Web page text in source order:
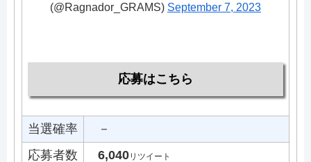
(@Ragnador_GRAMS) September 7, 2023
応募はこちら
当選確率
－
応募者数
6,040リツイート